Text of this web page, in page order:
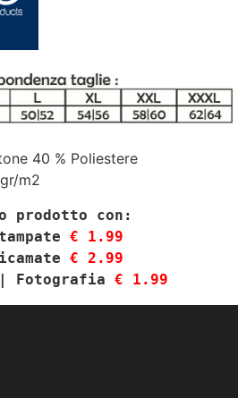
40 % Poliestere
m2
prodotto con:
€ 1.99
€ 2.99
| Fotografia € 1.99